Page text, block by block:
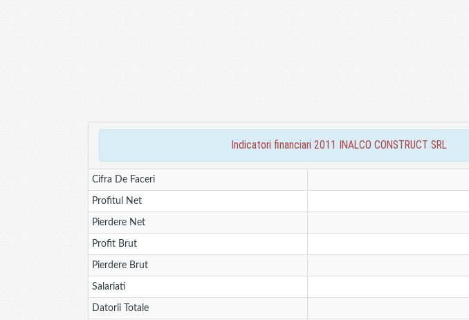
indicatori financiari 2011 INALCO CONSTRUCT SRL
Cifra De Faceri
Profitul Net
Pierdere Net
Profit Brut
Pierdere Brut
Salariati
Datorii Totale